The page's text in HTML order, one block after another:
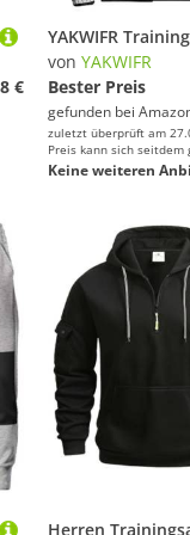
€
von YAKWIFR
Bester Preis
gefunden bei
zuletzt überprüft am
Preis kann sich seitdem
Keine weiteren